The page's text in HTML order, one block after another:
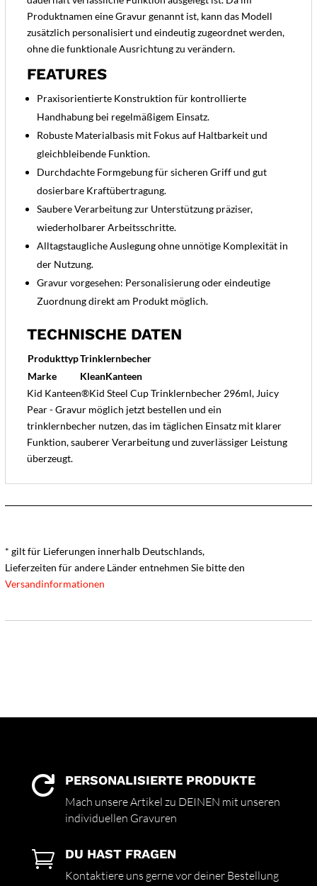
Produktnamen eine Gravur genannt ist, kann das Modell
zusätzlich personalisiert und eindeutig zugeordnet werden,
ohne die funktionale Ausrichtung zu verändern.
FEATURES
Praxisorientierte Konstruktion für kontrollierte
Handhabung bei regelmäßigem Einsatz.
Robuste Materialbasis mit Fokus auf Haltbarkeit und
gleichbleibende Funktion.
Durchdachte Formgebung für sicheren Griff und gut
dosierbare Kraftübertragung.
Saubere Verarbeitung zur Unterstützung präziser,
wiederholbarer Arbeitsschritte.
Alltagstaugliche Auslegung ohne unnötige Komplexität in
der Nutzung.
Gravur vorgesehen: Personalisierung oder eindeutige
Zuordnung direkt am Produkt möglich.
TECHNISCHE DATEN
ProdukttypTrinklernbecher
Marke
KleanKanteen
Kid Kanteen®Kid Steel Cup Trinklernbecher 296ml, Juicy
Pear - Gravur möglich jetzt bestellen und ein
trinklernbecher nutzen, das im täglichen Einsatz mit klarer
Funktion, sauberer Verarbeitung und zuverlässiger Leistung
überzeugt.
* gilt für Lieferungen innerhalb Deutschlands,
Lieferzeiten für andere Länder entnehmen Sie bitte den
Versandinformationen
 PERSONALISIERTE PRODUKTE
Mach unsere Artikel zu DEINEN mit unseren
individuellen Gravuren
 DU HAST FRAGEN
Kontaktiere uns gerne vor deiner Bestellung